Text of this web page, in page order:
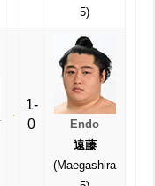
5)
1-
0
Endo
遠藤
(Maegashira